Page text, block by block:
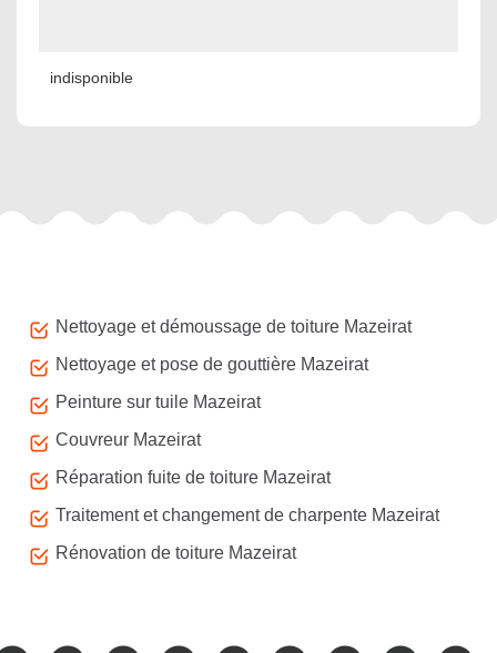
indisponible
Nettoyage et démoussage de toiture Mazeirat
Nettoyage et pose de gouttière Mazeirat
Peinture sur tuile Mazeirat
Couvreur Mazeirat
Réparation fuite de toiture Mazeirat
Traitement et changement de charpente Mazeirat
Rénovation de toiture Mazeirat